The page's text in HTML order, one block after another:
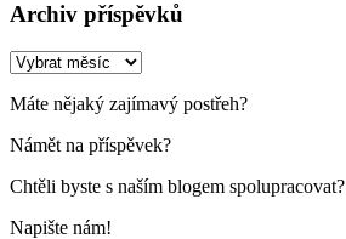
Archiv příspěvků
Archiv
Máte nějaký zajímavý postřeh?
Námět na příspěvek?
Chtěli byste s naším blogem spolupracovat?
Napište nám!